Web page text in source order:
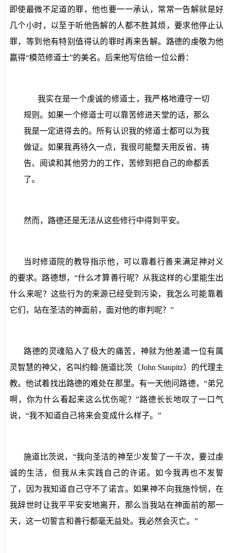
即使最微不足道的罪，他也要一一承认，常常一告解就是好
几个小时，以至于听他告解的人都不胜其烦，要求他停止认
罪，等到他有特别值得认的罪时再来告解。路德的虔敬为他
赢得“模范修道士”的美名。后来他写信给一位公爵：
我实在是一个虔诚的修道士，我严格地遵守一切
规则。如果一个修道士可以靠苦修进天堂的话，那么
我是一定进得去的。所有认识我的修道士都可以为我
做证。如果我再待久一点，我很可能整天用反省、祷
告、阅读和其他劳力的工作，苦修到把自己的命都丢
了。
然而，路德还是无法从这些修行中得到平安。
当时修道院的教导指示他，可以靠着行善来满足神对义
的要求。路德想，“什么才算善行呢？从我这样的心里能生出
什么来呢？这些行为的来源已经受到污染，我怎么可能靠着
它们，站在圣洁的神面前，面对他的审判呢？”
路德的灵魂陷入了极大的痛苦，神就为他差遣一位有属
灵智慧的神父，名叫约翰·施道比茨（John Staupitz）的代理主
教。他试着找出路德的难处在那里。有一天他问路德，“弟兄
啊，你为什么看起来这么忧伤呢？”路德长长地叹了一口气
说，“我不知道自己将来会变成什么样子。”
施道比茨说，“我向圣洁的神至少发誓了一千次，要过虔
诚的生活，但我从未实践自己的许诺。如今我再也不发誓
了，因为我知道自己守不了诺言。如果神不向我施怜悯，在
我辞世时让我平平安安地离开，那么当我站在神面前的那一
天，这一切誓言和善行都毫无益处。我必然会灭亡。”